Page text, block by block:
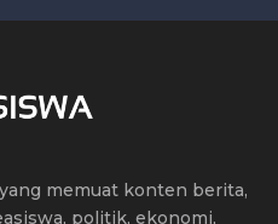
memuat konten berita,
politik, ekonomi,